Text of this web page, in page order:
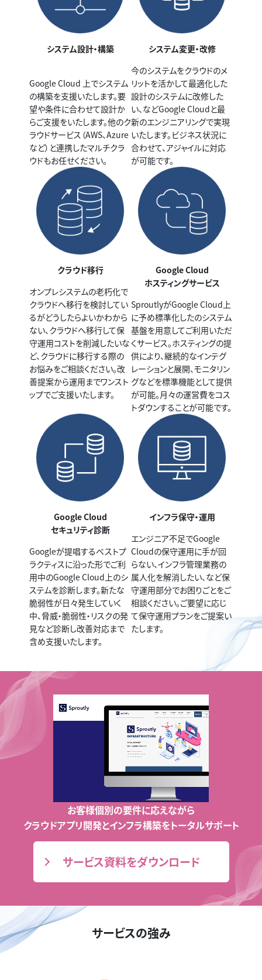
システム設計・構築
Google Cloud 上でシステム
の構築を支援いたします。要
望や条件に合わせて設計か
らご支援をいたします。他のク
ラウドサービス（AWS、Azure
など）と連携したマルチクラ
ウドもお任せください。
システム変更・改修
今のシステムをクラウドのメ
リットを活かして最適化した
設計のシステムに改修した
い、などGoogle Cloudと最
新のエンジニアリングで実現
いたします。ビジネス状況に
合わせて、アジャイルに対応
が可能です。
クラウド移行
オンプレシステムの老朽化で
クラウドへ移行を検討してい
るがどうしたらよいかわから
ない、クラウドへ移行して保
守運用コストを削減したいな
ど、クラウドに移行する際の
お悩みをご相談ください。改
善提案から運用までワンスト
ップでご支援いたします。
Google Cloud
ホスティングサービス
SproutlyがGoogle Cloud上
に予め標準化したのシステム
基盤を用意してご利用いただ
くサービス。ホスティングの提
供により、継続的なインテグ
レーションと展開、モニタリン
グなどを標準機能として提供
が可能。月々の運営費をコス
トダウンすることが可能です。
Google Cloud
セキュリティ診断
Googleが提唱するベストプ
ラクティスに沿った形でご利
用中のGoogle Cloud上のシ
ステムを診断します。新たな
脆弱性が日々発生していく
中、脅威・脆弱性・リスクの発
見など診断し改善対応まで
含め支援いたします。
インフラ保守・運用
エンジニア不足でGoogle
Cloudの保守運用に手が回
らない、インフラ管理業務の
属人化を解消したい、など保
守運用部分でお困りごとをご
相談ください。ご要望に応じ
て保守運用プランをご提案い
たします。
お客様個別の要件に応えながら
クラウドアプリ開発とインフラ構築をトータルサポート
サービス資料をダウンロード
サービスの強み